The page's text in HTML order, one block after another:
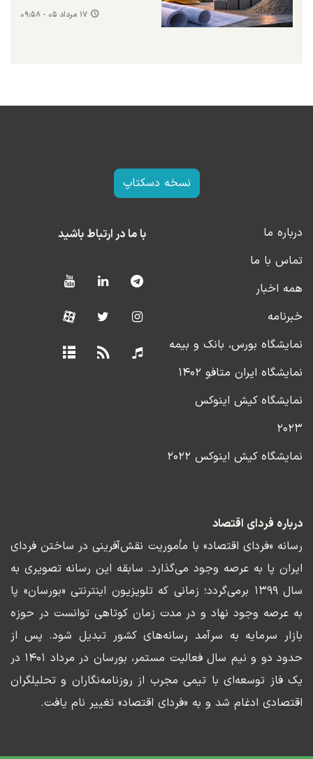
۱۷ مرداد ۰۵ - ۰۹:۵۸
نسخه دسکتاپ
درباره ما
تماس با ما
همه اخبار
خبرنامه
نمایشگاه بورس، بانک و بیمه
نمایشگاه ایران متافو ۱۴۰۲
نمایشگاه کیش اینوکس
۲۰۲۳
نمایشگاه کیش اینوکس ۲۰۲۲
با ما در ارتباط باشید
درباره فردای اقتصاد
رسانه «فردای اقتصاد» با مأموریت نقش‌آفرینی در ساختن فردای
ایران پا به عرصه وجود می‌گذارد. سابقه این رسانه تصویری به
سال ۱۳۹۹ برمی‌گردد؛ زمانی که تلویزیون اینترنتی «بورسان» پا
به عرصه وجود نهاد و در مدت زمان کوتاهی توانست در حوزه
بازار سرمایه به سرآمد رسانه‌های کشور تبدیل شود. پس از
حدود دو و نیم سال فعالیت مستمر، بورسان در مرداد ۱۴۰۱ در
یک فاز توسعه‌ای با تیمی مجرب از روزنامه‌نگاران و تحلیلگران
اقتصادی ادغام شد و به «فردای اقتصاد» تغییر نام یافت.